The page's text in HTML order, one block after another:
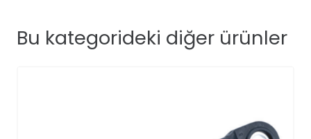
Bu kategorideki diğer ürünler